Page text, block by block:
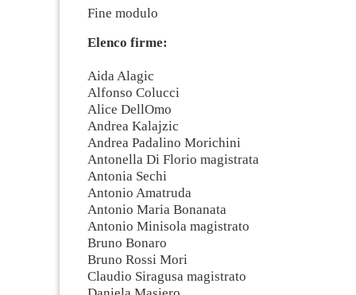
Fine modulo
Elenco firme:
Aida Alagic
Alfonso Colucci
Alice DellOmo
Andrea Kalajzic
Andrea Padalino Morichini
Antonella Di Florio magistrata
Antonia Sechi
Antonio Amatruda
Antonio Maria Bonanata
Antonio Minisola magistrato
Bruno Bonaro
Bruno Rossi Mori
Claudio Siragusa magistrato